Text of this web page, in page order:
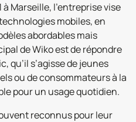
Marseille, l’entreprise vise
mobiles, en
abordables mais
de Wiko est de répondre
qu’il s’agisse de jeunes
ou de consommateurs à la
pour un usage quotidien.
reconnus pour leur